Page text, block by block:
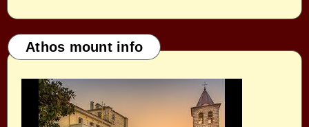
Athos mount info